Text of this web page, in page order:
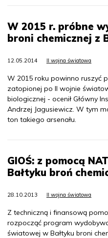
W 2015 r. próbne
broni chemicznej z
12.05.2014 II wojna światowa
W 2015 roku powinno ruszyć
zatopionej po II wojnie
biologicznej - ocenił Główny
Andrzej Jagusiewicz. W tym
ton takiego arsenału.
GIOŚ: z pomocą
Bałtyku broń
28.10.2013 II wojna światowa
Z techniczną i finansową
rozpocząć program
światowej w Bałtyku broni